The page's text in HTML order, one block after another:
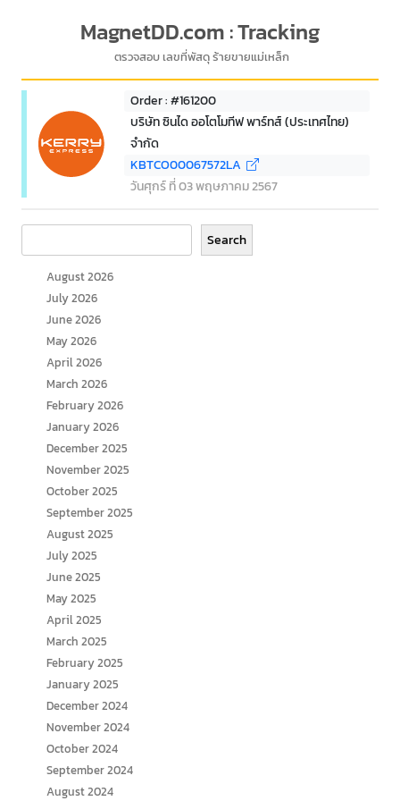
MagnetDD.com : Tracking
ตรวจสอบ เลขที่พัสดุ ร้ายขายแม่เหล็ก
Order : #161200
บริษัท ซินได ออโตโมทีฟ พาร์ทส์ (ประเทศไทย)
จำกัด
KBTCO00067572LA
วันศุกร์ ที่ 03 พฤษภาคม 2567
Search
August 2026
July 2026
June 2026
May 2026
April 2026
March 2026
February 2026
January 2026
December 2025
November 2025
October 2025
September 2025
August 2025
July 2025
June 2025
May 2025
April 2025
March 2025
February 2025
January 2025
December 2024
November 2024
October 2024
September 2024
August 2024